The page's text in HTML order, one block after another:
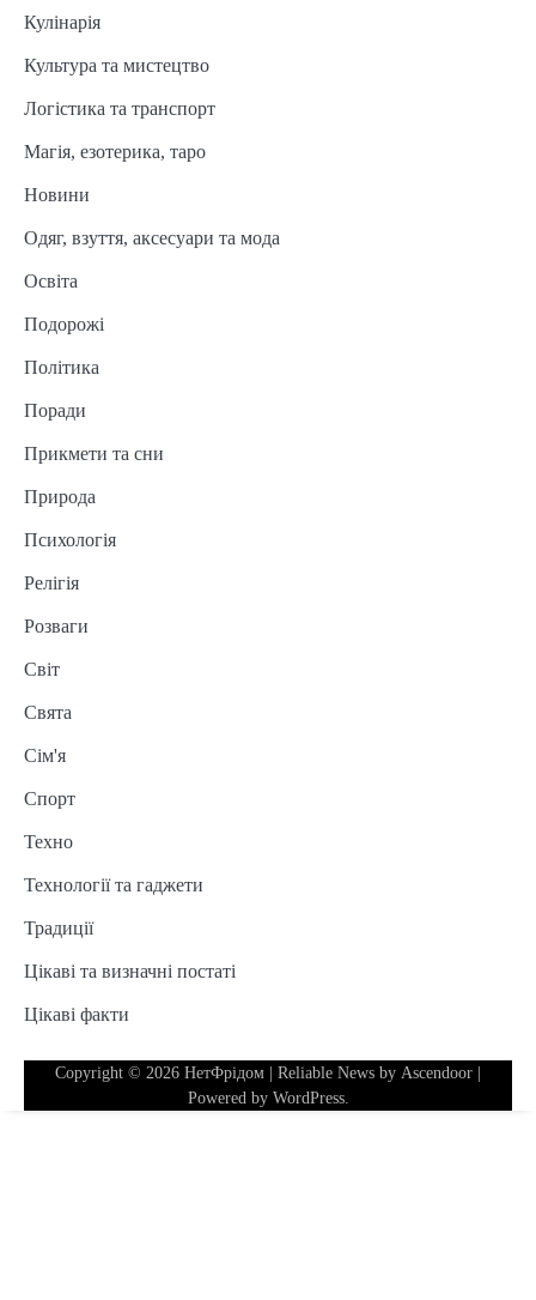
Кулінарія
Культура та мистецтво
Логістика та транспорт
Магія, езотерика, таро
Новини
Одяг, взуття, аксесуари та мода
Освіта
Подорожі
Політика
Поради
Прикмети та сни
Природа
Психологія
Релігія
Розваги
Світ
Свята
Сім'я
Спорт
Техно
Технології та гаджети
Традиції
Цікаві та визначні постаті
Цікаві факти
Copyright © 2026 НетФрідом | Reliable News by Ascendoor |
Powered by WordPress.